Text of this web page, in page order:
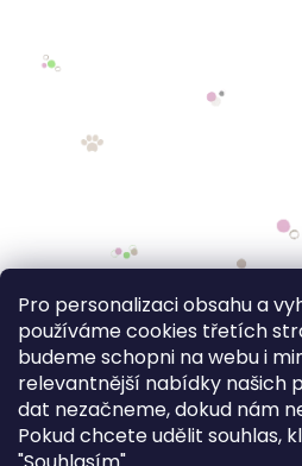
Pro personalizaci obsahu a
používáme cookies třetích
budeme schopni na webu i
relevantnější nabídky našich
dat nezačneme, dokud nám
Pokud chcete udělit souhlas,